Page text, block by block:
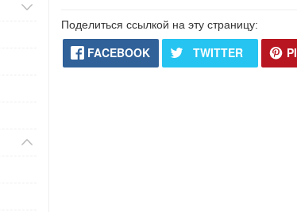
Поделиться ссылкой на эту страницу:
FACEBOOK TWITTER